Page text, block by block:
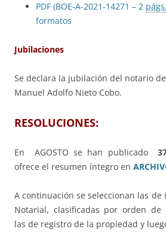
PDF (BOE-A-2021-14271 – 2 págs.
formatos
Jubilaciones
Se declara la jubilación del notario
Manuel Adolfo Nieto Cobo.
RESOLUCIONES:
En AGOSTO se han publicado
ofrece el resumen íntegro en
A continuación se seleccionan las
Notarial, clasificadas por orden de
las de registro de la propiedad y